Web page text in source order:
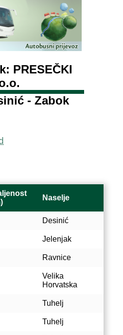
PRESEČKI
- Zabok
Naselje
Desinić
Jelenjak
Ravnice
Velika
Horvatska
Tuhelj
Tuhelj